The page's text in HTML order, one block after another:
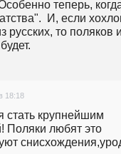
теперь,
И, если
то поляков
18:18
стать крупнейшим
Поляки любят это